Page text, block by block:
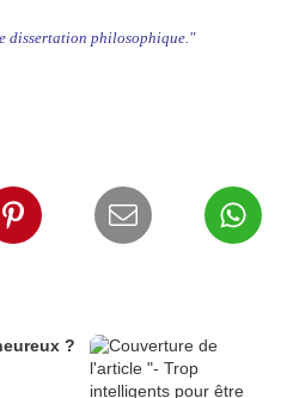
dissertation philosophique."
?